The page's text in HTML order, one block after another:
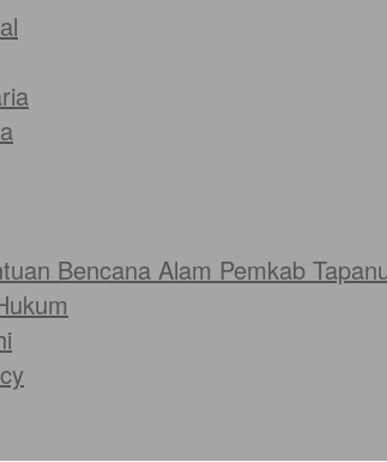
Bencana Alam Pemkab